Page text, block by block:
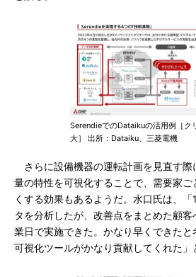
SerendieでのDataikuの活用例［ク
大］ 出所：Dataiku、三菱電機
さらに設備機器の運転計画を見直す際
量の特性を可視化することで、需要家
くする効果もあるようだ。水口氏は、
タを分析したが、改善点をまとめた顧
業日で実施できた。かなり早くできた
可視化ツールがかなり貢献してくれた」